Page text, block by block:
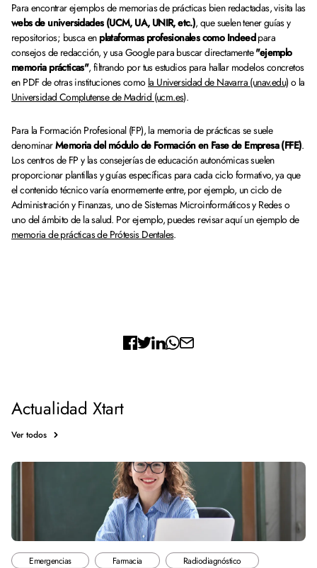
Para encontrar ejemplos de memorias de prácticas bien redactadas, visita las
webs de universidades (UCM, UA, UNIR, etc.), que suelen tener guías y
repositorios; busca en plataformas profesionales como Indeedpara
consejos de redacción, y usa Google para buscar directamente"ejemplo
memoria prácticas", filtrando por tus estudios para hallar modelos concretos
en PDF de otras instituciones como la Universidad de Navarra (unav.edu) o la
Universidad Complutense de Madrid (ucm.es).
Para la Formación Profesional (FP), la memoria de prácticas se suele
denominarMemoria del módulo de Formación en Fase de Empresa (FFE).
Los centros de FP y las consejerías de educación autonómicas suelen
proporcionar plantillas y guías específicas para cada ciclo formativo, ya que
el contenido técnico varía enormemente entre, por ejemplo, un ciclo de
Administración y Finanzas, uno de Sistemas Microinformáticos y Redes o
uno del ámbito de la salud. Por ejemplo, puedes revisar aquí un ejemplo de
memoria de prácticas de Prótesis Dentales.
Actualidad Xtart
Ver todos
Emergencias Farmacia
Radiodiagnóstico